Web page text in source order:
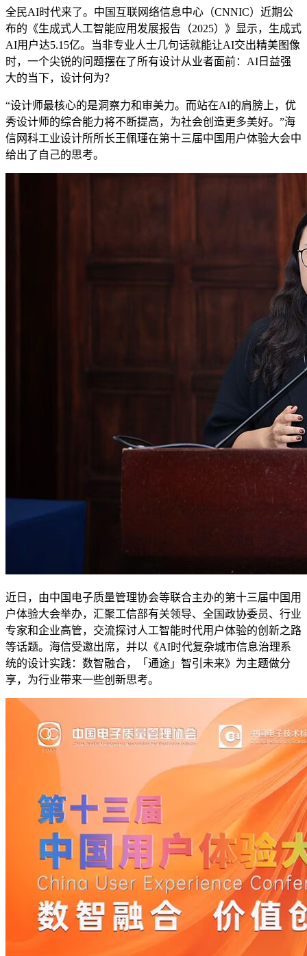
全民AI时代来了。中国互联网络信息中心（CNNIC）近期公
布的《生成式人工智能应用发展报告（2025）》显示，生成式
AI用户达5.15亿。当非专业人士几句话就能让AI交出精美图像
时，一个尖锐的问题摆在了所有设计从业者面前：AI日益强
大的当下，设计何为？
“设计师最核心的是洞察力和审美力。而站在AI的肩膀上，优
秀设计师的综合能力将不断提高，为社会创造更多美好。”海
信网科工业设计所所长王佩瑾在第十三届中国用户体验大会中
给出了自己的思考。
近日，由中国电子质量管理协会等联合主办的第十三届中国用
户体验大会举办，汇聚工信部有关领导、全国政协委员、行业
专家和企业高管，交流探讨人工智能时代用户体验的创新之路
等话题。海信受邀出席，并以《AI时代复杂城市信息治理系
统的设计实践：数智融合，「通途」智引未来》为主题做分
享，为行业带来一些创新思考。